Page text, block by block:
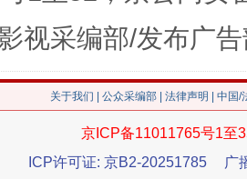
视采编部/发布广
关于我们 公众采编部 法律声明 | 中国
京ICP备11011765号1至
ICP许可证: 京B2-20251785
广